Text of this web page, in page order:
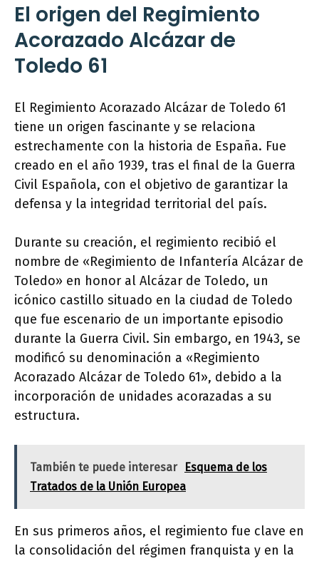
El origen del Regimiento
Acorazado Alcázar de
Toledo 61
El Regimiento Acorazado Alcázar de Toledo 61
tiene un origen fascinante y se relaciona
estrechamente con la historia de España. Fue
creado en el año 1939, tras el final de la Guerra
Civil Española, con el objetivo de garantizar la
defensa y la integridad territorial del país.
Durante su creación, el regimiento recibió el
nombre de «Regimiento de Infantería Alcázar de
Toledo» en honor al Alcázar de Toledo, un
icónico castillo situado en la ciudad de Toledo
que fue escenario de un importante episodio
durante la Guerra Civil. Sin embargo, en 1943, se
modificó su denominación a «Regimiento
Acorazado Alcázar de Toledo 61», debido a la
incorporación de unidades acorazadas a su
estructura.
También te puede interesar
Esquema de los
Tratados de la Unión Europea
En sus primeros años, el regimiento fue clave en
la consolidación del régimen franquista y en la